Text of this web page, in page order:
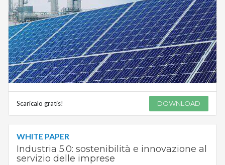
Scaricalo gratis! DOWNLOAD
WHITE PAPER
Industria 5.0: sostenibilità e innovazione al
servizio delle imprese